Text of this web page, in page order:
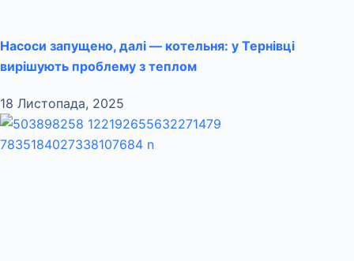
Насоси запущено, далі — котельня: у Тернівці
вирішують проблему з теплом
18 Листопада, 2025